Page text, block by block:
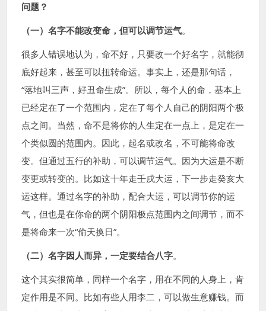
问题？
（一）名字不能改变命，但可以调节运气。
很多人错误地认为，命不好，只要改一个好名字，就能彻
底好起来，甚至可以扭转命运。事实上，还是那句话，
“落地叫三声，好丑命生成”。所以，每个人的命，基本上
已经定在了一个范围内，定在了每个人自己的阴阳两个极
点之间。当然，命不是将你的人生定在一点上，是定在一
个类似圆的范围内。因此，起名或改名，不可能将命改
变。但通过五行的补助，可以调节运气。因为大运是不断
变更或转变的。比如这十年走壬戌大运，下一步走癸亥大
运这样。通过名字的补助，配合大运，可以调节你的运
气，但也是在你命的两个阴阳极点范围内之间调节，而不
是将命来一次“偷天换日”。
（二）名字因人而异，一定要结合八字。
这个其实很简单，同样一个名字，用在不同的人身上，肯
定作用是不同。比如有些人用李二，可以做生意赚钱。而